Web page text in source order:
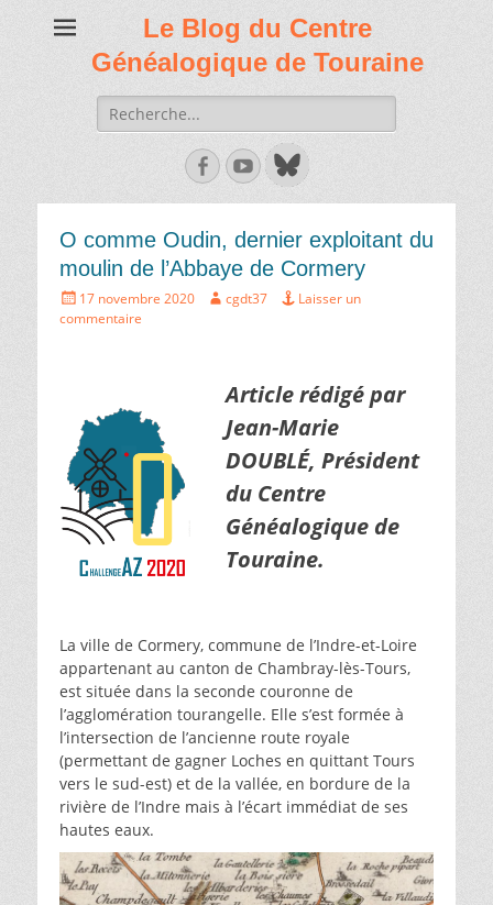
Le Blog du Centre
Généalogique de Touraine
Recherche
de:
Facebook
Youtube
O comme Oudin, dernier exploitant du
moulin de l’Abbaye de Cormery
Écrit
le
17 novembre 2020 Auteur
cgdt37
Laisser un
commentaire
Article rédigé par
Jean-Marie
DOUBLÉ, Président
du Centre
Généalogique de
Touraine.
La ville de Cormery, commune de l’Indre-et-Loire
appartenant au canton de Chambray-lès-Tours,
est située dans la seconde couronne de
l’agglomération tourangelle. Elle s’est formée à
l’intersection de l’ancienne route royale
(permettant de gagner Loches en quittant Tours
vers le sud-est) et de la vallée, en bordure de la
rivière de l’Indre mais à l’écart immédiat de ses
hautes eaux.